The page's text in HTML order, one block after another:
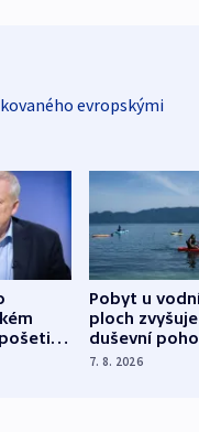
evropskými
Pobyt u
ploch zvyšuje
duševní
ukázala
7. 8. 2026